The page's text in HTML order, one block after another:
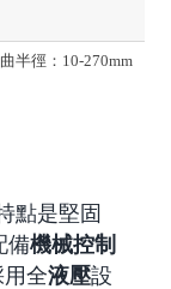
半徑：10-270mm
點是堅固
備機械控制
用全液壓設